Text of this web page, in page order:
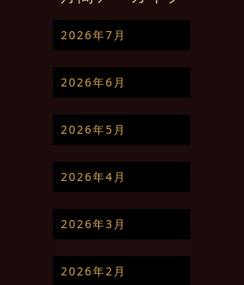
2026年7月
2026年6月
2026年5月
2026年4月
2026年3月
2026年2月